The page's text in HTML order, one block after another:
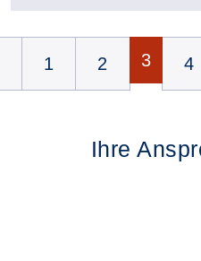
1 2 3 4
Ihre